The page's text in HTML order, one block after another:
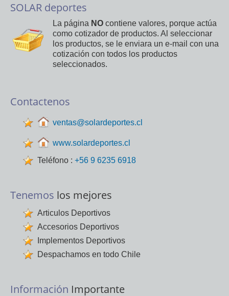
SOLAR deportes
La página NO contiene valores, porque actúa
como cotizador de productos. Al seleccionar
los productos, se le enviara un e-mail con una
cotización con todos los productos
seleccionados.
Contactenos
ventas@solardeportes.cl
www.solardeportes.cl
Teléfono : +56 9 6235 6918
Tenemos los mejores
Articulos Deportivos
Accesorios Deportivos
Implementos Deportivos
Despachamos en todo Chile
Información Importante